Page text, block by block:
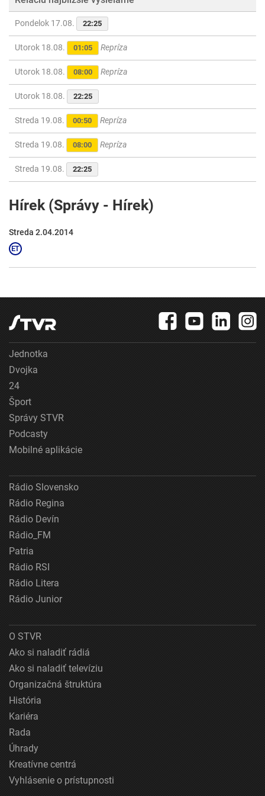
Pondelok 17.08. 22:25
Utorok 18.08. 01:05 Repríza
Utorok 18.08. 08:00 Repríza
Utorok 18.08. 22:25
Streda 19.08. 00:50 Repríza
Streda 19.08. 08:00 Repríza
Streda 19.08. 22:25
Hírek (Správy - Hírek)
Streda 2.04.2014
Jednotka
Dvojka
24
Šport
Správy STVR
Podcasty
Mobilné aplikácie
Rádio Slovensko
Rádio Regina
Rádio Devín
Rádio_FM
Patria
Rádio RSI
Rádio Litera
Rádio Junior
O STVR
Ako si naladiť rádiá
Ako si naladiť televíziu
Organizačná štruktúra
História
Kariéra
Rada
Úhrady
Kreatívne centrá
Vyhlásenie o prístupnosti